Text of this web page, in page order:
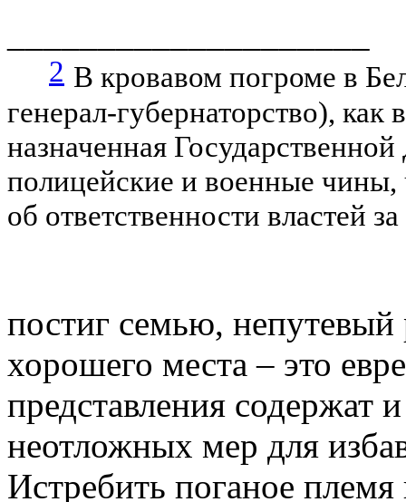
2 В кровавом погроме в
генерал-губернаторство), как
назначенная
полицейские и военные чины,
об ответственности властей
постиг семью,
хорошего места – это
представления содержат
неотложных мер для
Истребить поганое